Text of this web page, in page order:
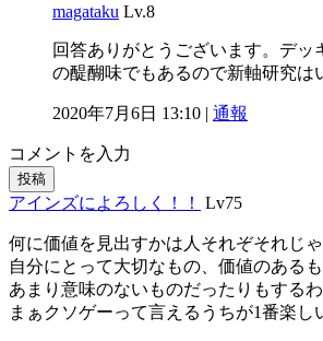
magataku Lv.8
回答ありがとうございます。デッ
の醍醐味でもあるので新軸研究は
2020年7月6日 13:10 | 通報
コメントを入力
投稿
アインズによろしく！！ Lv75
何に価値を見出すかは人それぞそれじゃ
自分にとって大切なもの、価値のある
あまり意味のないものだったりもするわ
まぁクソゲーって言えるうちが1番楽し